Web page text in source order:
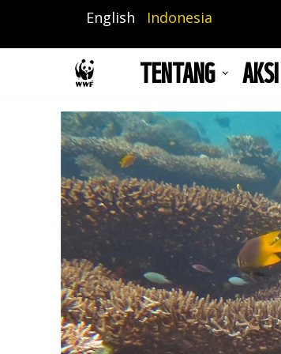
isi
English Indonesia
TENTANG AKSI